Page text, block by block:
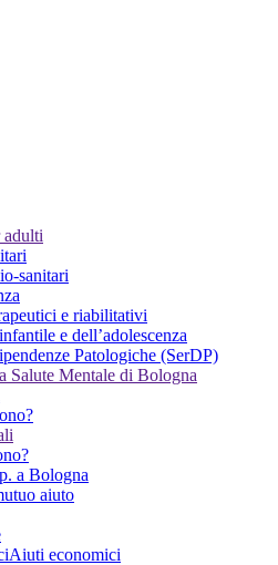
adulti
sanitari
e riabilitativi
e dell’adolescenza
Patologiche (SerDP)
Salute Mentale di Bologna
a Bologna
aiuto
Aiuti economici